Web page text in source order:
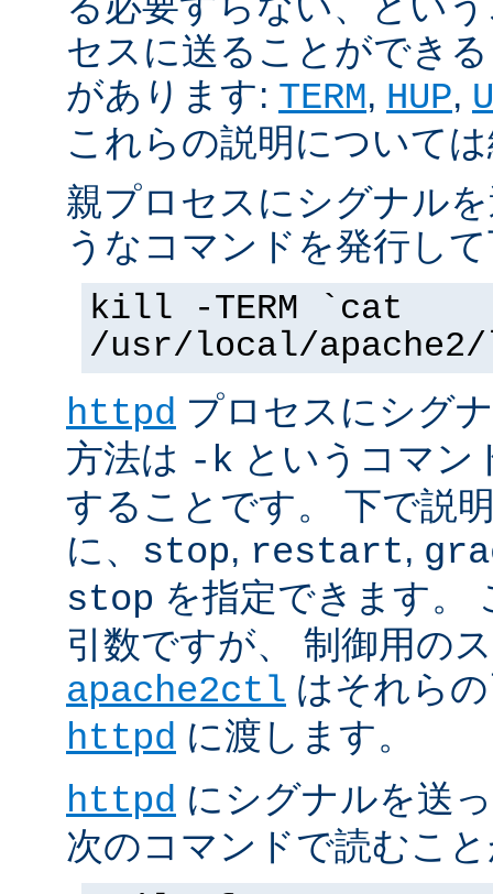
セスに送ることができ
があります: TERM, HUP,
これらの説明について
親プロセスにシグナル
うなコマンドを発行し
kill -TERM `cat
/usr/local/
httpd プロセスにシグ
方法は -k というコマン
することです。 下で説
に、 stop, restart,
stop を指定できます。
引数ですが、 制御用の
apache2ctl はそれら
httpd に渡します。
httpd にシグナルを送
次のコマンドで読むこ